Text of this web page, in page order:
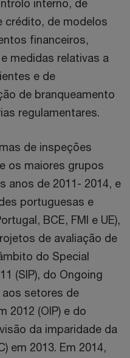
interno, de
crédito, de modelos
financeiros,
medidas relativas a
e de
de branqueamento
regulamentares.
de inspeções
os maiores grupos
anos de 2011- 2014, e
portuguesas e
BCE, FMI e UE),
de avaliação de
do Special
(SIP), do Ongoing
aos setores de
2012 (OIP) e do
da imparidade da
em 2013. Em 2014,